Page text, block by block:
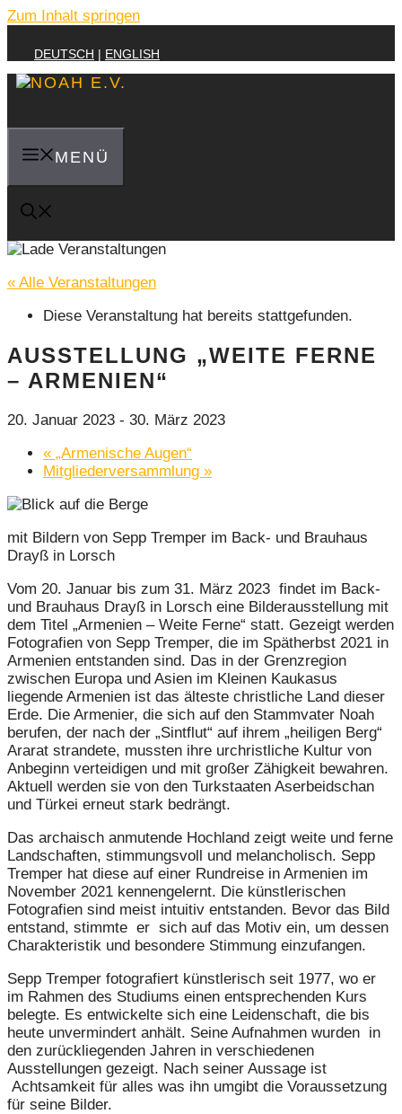
Zum Inhalt springen
DEUTSCH | ENGLISH
MENÜ
« Alle Veranstaltungen
Diese Veranstaltung hat bereits stattgefunden.
AUSSTELLUNG „WEITE FERNE
– ARMENIEN“
20. Januar 2023 - 30. März 2023
« „Armenische Augen“
Mitgliederversammlung »
mit Bildern von Sepp Tremper im Back- und Brauhaus
Drayß in Lorsch
Vom 20. Januar bis zum 31. März 2023 findet im Back-
und Brauhaus Drayß in Lorsch eine Bilderausstellung mit
dem Titel „Armenien – Weite Ferne“ statt. Gezeigt werden
Fotografien von Sepp Tremper, die im Spätherbst 2021 in
Armenien entstanden sind. Das in der Grenzregion
zwischen Europa und Asien im Kleinen Kaukasus
liegende Armenien ist das älteste christliche Land dieser
Erde. Die Armenier, die sich auf den Stammvater Noah
berufen, der nach der „Sintflut“ auf ihrem „heiligen Berg“
Ararat strandete, mussten ihre urchristliche Kultur von
Anbeginn verteidigen und mit großer Zähigkeit bewahren.
Aktuell werden sie von den Turkstaaten Aserbeidschan
und Türkei erneut stark bedrängt.
Das archaisch anmutende Hochland zeigt weite und ferne
Landschaften, stimmungsvoll und melancholisch. Sepp
Tremper hat diese auf einer Rundreise in Armenien im
November 2021 kennengelernt. Die künstlerischen
Fotografien sind meist intuitiv entstanden. Bevor das Bild
entstand, stimmte er sich auf das Motiv ein, um dessen
Charakteristik und besondere Stimmung einzufangen.
Sepp Tremper fotografiert künstlerisch seit 1977, wo er
im Rahmen des Studiums einen entsprechenden Kurs
belegte. Es entwickelte sich eine Leidenschaft, die bis
heute unvermindert anhält. Seine Aufnahmen wurden in
den zurückliegenden Jahren in verschiedenen
Ausstellungen gezeigt. Nach seiner Aussage ist
Achtsamkeit für alles was ihn umgibt die Voraussetzung
für seine Bilder.